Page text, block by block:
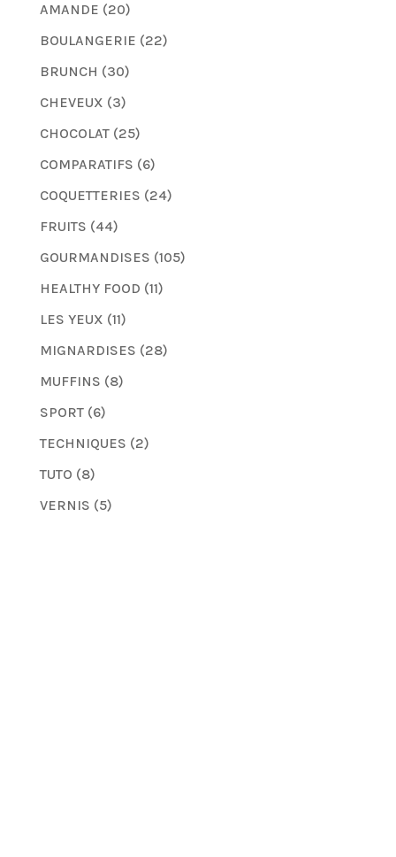
AMANDE (20)
BOULANGERIE (22)
BRUNCH (30)
CHEVEUX (3)
CHOCOLAT(25)
COMPARATIFS (6)
COQUETTERIES (24)
FRUITS (44)
GOURMANDISES (105)
HEALTHY FOOD (11)
LES YEUX (11)
MIGNARDISES (28)
MUFFINS (8)
SPORT(6)
TECHNIQUES (2)
TUTO (8)
VERNIS (5)